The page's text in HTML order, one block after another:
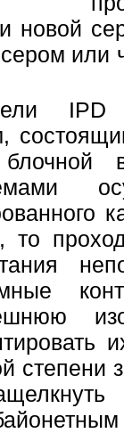
новой
то